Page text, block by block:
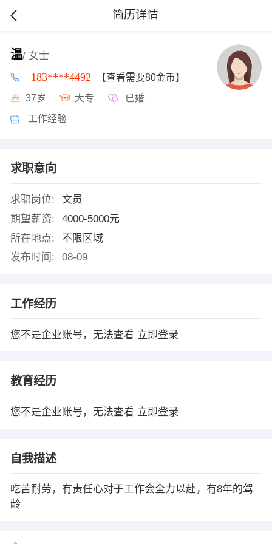
简历详情
温/ 女士
183****4492 【查看需要80金币】
37岁 大专 已婚
工作经验
求职意向
求职岗位:
文员
期望薪资:
4000-5000元
所在地点:
不限区域
发布时间:
08-09
工作经历
您不是企业账号，无法查看 立即登录
教育经历
您不是企业账号，无法查看 立即登录
自我描述
吃苦耐劳，有责任心对于工作会全力以赴，有8年的驾
龄